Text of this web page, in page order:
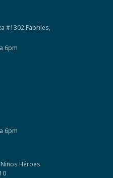
#1302 Fabriles,
6pm
6pm
Héroes